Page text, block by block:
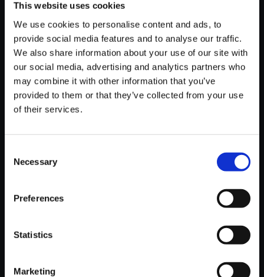
This website uses cookies
We use cookies to personalise content and ads, to
provide social media features and to analyse our traffic.
We also share information about your use of our site with
our social media, advertising and analytics partners who
may combine it with other information that you’ve
provided to them or that they’ve collected from your use
of their services.
Selection
Necessary
Preferences
Statistics
Marketing
【アルバム】バイオハザード レクイエム オリジナル・サウ
ンドトラック
82ポイント
1,680円 (税込)